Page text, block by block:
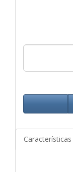
Características